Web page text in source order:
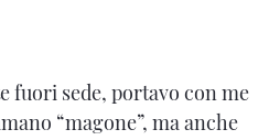
fuori sede, portavo con me
“magone”, ma anche